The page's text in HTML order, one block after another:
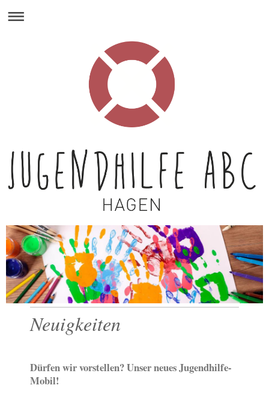
Neuigkeiten
Dürfen wir vorstellen? Unser neues Jugendhilfe-
Mobil!